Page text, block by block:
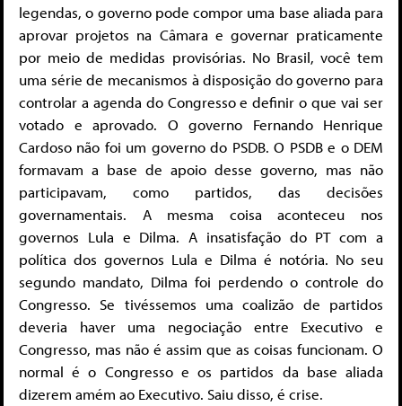
legendas, o governo pode compor uma base aliada para
aprovar projetos na Câmara e governar praticamente
por meio de medidas provisórias. No Brasil, você tem
uma série de mecanismos à disposição do governo para
controlar a agenda do Congresso e definir o que vai ser
votado e aprovado. O governo Fernando Henrique
Cardoso não foi um governo do PSDB. O PSDB e o DEM
formavam a base de apoio desse governo, mas não
participavam, como partidos, das decisões
governamentais. A mesma coisa aconteceu nos
governos Lula e Dilma. A insatisfação do PT com a
política dos governos Lula e Dilma é notória. No seu
segundo mandato, Dilma foi perdendo o controle do
Congresso. Se tivéssemos uma coalizão de partidos
deveria haver uma negociação entre Executivo e
Congresso, mas não é assim que as coisas funcionam. O
normal é o Congresso e os partidos da base aliada
dizerem amém ao Executivo. Saiu disso, é crise.